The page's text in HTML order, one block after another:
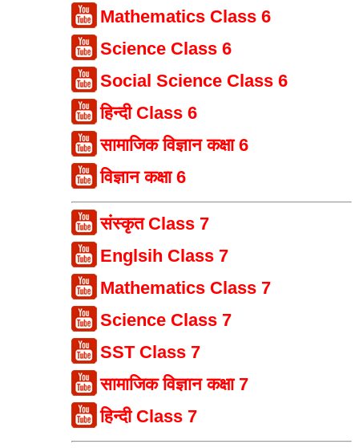
Mathematics Class 6
Science Class 6
Social Science Class 6
हिन्दी Class 6
सामाजिक विज्ञान कक्षा 6
विज्ञान कक्षा 6
संस्कृत Class 7
Englsih Class 7
Mathematics Class 7
Science Class 7
SST Class 7
सामाजिक विज्ञान कक्षा 7
हिन्दी Class 7